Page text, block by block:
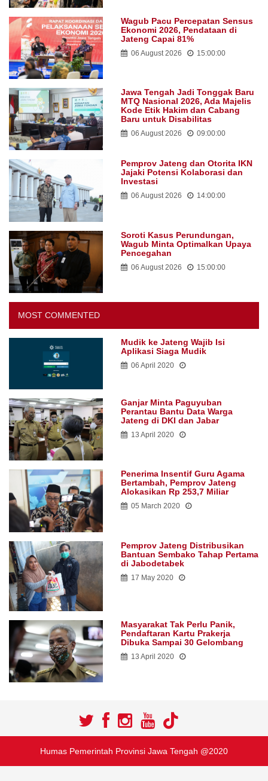
Wagub Pacu Percepatan Sensus
Ekonomi 2026, Pendataan di
Jateng Capai 81%
06 August 2026 15:00:00
Jawa Tengah Jadi Tonggak Baru
MTQ Nasional 2026, Ada Majelis
Kode Etik Hakim dan Cabang
Baru untuk Disabilitas
06 August 2026 09:00:00
Pemprov Jateng dan Otorita IKN
Jajaki Potensi Kolaborasi dan
Investasi
06 August 2026 14:00:00
Soroti Kasus Perundungan,
Wagub Minta Optimalkan Upaya
Pencegahan
06 August 2026 15:00:00
MOST COMMENTED
Mudik ke Jateng Wajib Isi
Aplikasi Siaga Mudik
06 April 2020
Ganjar Minta Paguyuban
Perantau Bantu Data Warga
Jateng di DKI dan Jabar
13 April 2020
Penerima Insentif Guru Agama
Bertambah, Pemprov Jateng
Alokasikan Rp 253,7 Miliar
05 March 2020
Pemprov Jateng Distribusikan
Bantuan Sembako Tahap Pertama
di Jabodetabek
17 May 2020
Masyarakat Tak Perlu Panik,
Pendaftaran Kartu Prakerja
Dibuka Sampai 30 Gelombang
13 April 2020
Humas Pemerintah Provinsi Jawa Tengah @2020